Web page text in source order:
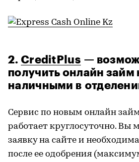
2. CreditPlus —
получить онлайн займ
наличными в
Сервис по новым онлайн
работает круглосуточно. Вы
заявку на сайте и
после ее одобрения